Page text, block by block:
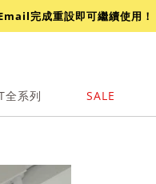
完成重設即可繼續使用！
全系列 SALE